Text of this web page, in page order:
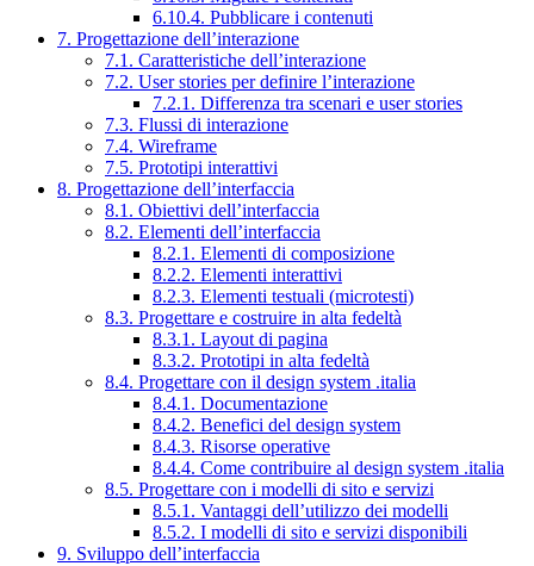
6.10.4. Pubblicare i contenuti
7. Progettazione dell’interazione
7.1. Caratteristiche dell’interazione
7.2. User stories per definire l’interazione
7.2.1. Differenza tra scenari e user stories
7.3. Flussi di interazione
7.4. Wireframe
7.5. Prototipi interattivi
8. Progettazione dell’interfaccia
8.1. Obiettivi dell’interfaccia
8.2. Elementi dell’interfaccia
8.2.1. Elementi di composizione
8.2.2. Elementi interattivi
8.2.3. Elementi testuali (microtesti)
8.3. Progettare e costruire in alta fedeltà
8.3.1. Layout di pagina
8.3.2. Prototipi in alta fedeltà
8.4. Progettare con il design system .italia
8.4.1. Documentazione
8.4.2. Benefici del design system
8.4.3. Risorse operative
8.4.4. Come contribuire al design system .italia
8.5. Progettare con i modelli di sito e servizi
8.5.1. Vantaggi dell’utilizzo dei modelli
8.5.2. I modelli di sito e servizi disponibili
9. Sviluppo dell’interfaccia